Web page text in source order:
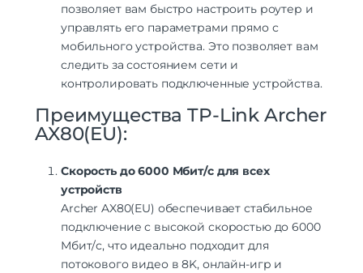
позволяет вам быстро настроить роутер и
управлять его параметрами прямо с
мобильного устройства. Это позволяет вам
следить за состоянием сети и
контролировать подключенные устройства.
Преимущества TP-Link Archer
AX80(EU):
Скорость до 6000 Мбит/с для всех
устройств
Archer AX80(EU) обеспечивает стабильное
подключение с высокой скоростью до 6000
Мбит/с, что идеально подходит для
потокового видео в 8K, онлайн-игр и